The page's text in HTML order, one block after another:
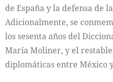
de España y la defensa de
Adicionalmente, se
los sesenta años del
María Moliner, y el
diplomáticas entre México